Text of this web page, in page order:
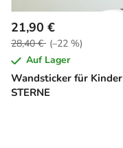
Wandsticker für Kinder
STERNE
21,90 €
28,40 € (–22 %)
Auf Lager